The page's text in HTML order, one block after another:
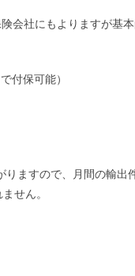
会社にもよりますが基
付保可能）
りますので、月間の輸出
せん。